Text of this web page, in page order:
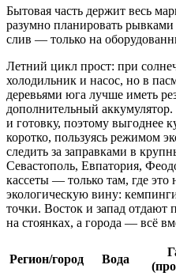
Бытовая часть держит весь
разумно планировать
слив — только на
Летний цикл прост: при
холодильник и насос, но в
деревьями юга лучше иметь
дополнительный
и готовку, поэтому выгоднее
коротко, пользуясь режимом
следить за заправками в
Севастополь, Евпатория,
кассеты — только там, где это
экологическую вину:
точки. Восток и запад отдают
на стоянках, а города — всё
Регион/город Вода